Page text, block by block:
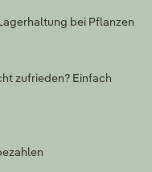
bei Pflanzen
zufrieden? Einfach